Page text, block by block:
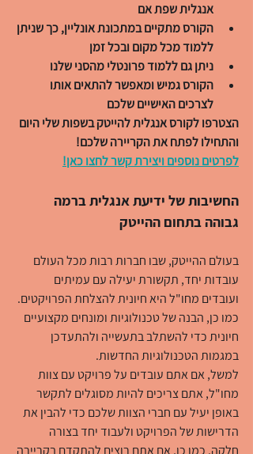
אנגלית שפת אם
הקורס מתקיים במתכונת אונליין, כך שניתן
ללמוד מכל מקום ובכל זמן
ניתן גם ללמוד פרונטלי מהסני שלנו
הקורס גמיש ומאפשר להתאים אותו
לצרכים האישיים שלכם
הצטרפו לקורס אנגלית להייטק בשפות שלי היום
והתחילו לפתח את הקריירה שלכם!
לפרטים נוספים ויצירת קשר לחצו כאן!
החשיבות של ידיעת אנגלית ברמה
גבוהה בתחום ההייטק
בעולם ההייטק, שבו חברות רבות מכל העולם
עובדות יחד, תקשורת יעילה עם עמיתים
ועובדים מחו"ל היא חיונית להצלחת הפרויקטים.
כמו כן, הבנה של טכנולוגיות ומונחים מקצועיים
חיונית כדי להשתלב בתעשייה ולהתעדכן
במגמות הטכנולוגיות החדשות.
למשל, אם אתם עובדים על פרויקט עם צוות
מחו"ל, אתם צריכים להיות מסוגלים לתקשר
באופן יעיל עם חברי הצוות שלכם כדי להבין את
הדרישות של הפרויקט ולעבוד יחד בצורה